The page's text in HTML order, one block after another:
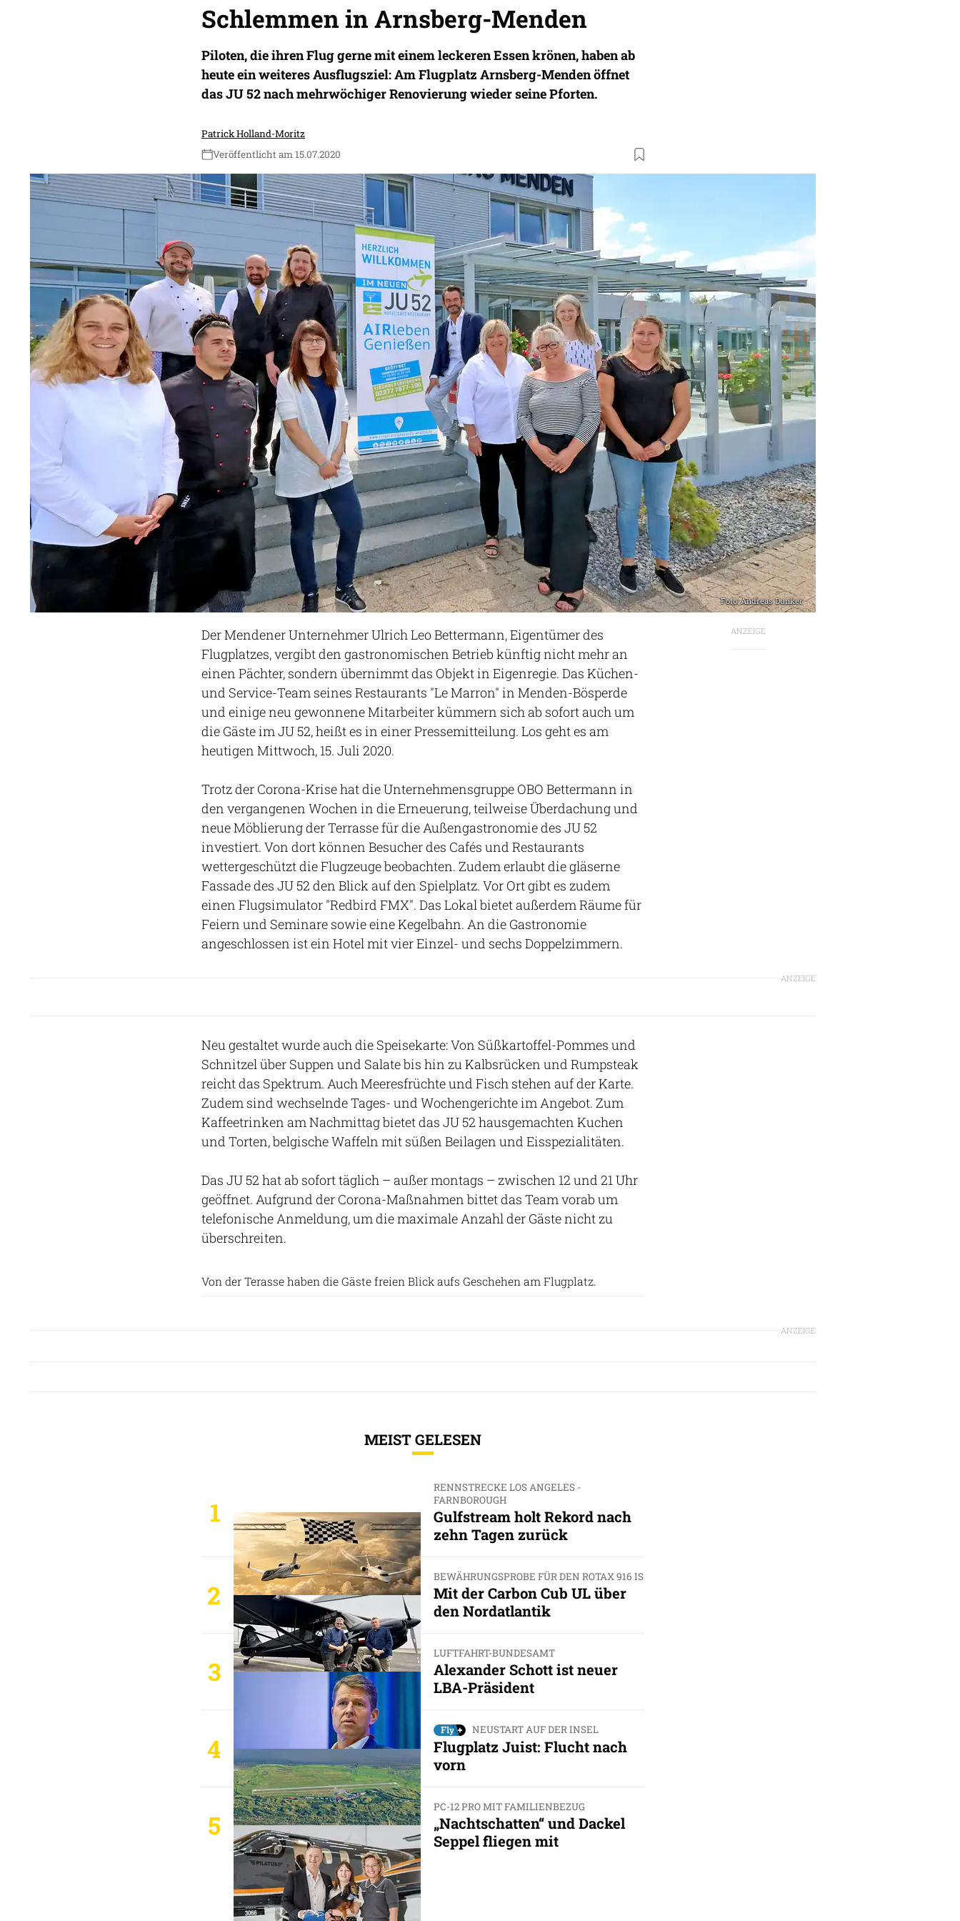
Schlemmen in Arnsberg-Menden
Piloten, die ihren Flug gerne mit einem leckeren Essen krönen, haben ab
heute ein weiteres Ausflugsziel: Am Flugplatz Arnsberg-Menden öffnet
das JU 52 nach mehrwöchiger Renovierung wieder seine Pforten.
Patrick Holland-Moritz
Veröffentlicht am 15.07.2020
Foto: Andreas Dunker
ANZEIGE
Der Mendener Unternehmer Ulrich Leo Bettermann, Eigentümer des
Flugplatzes, vergibt den gastronomischen Betrieb künftig nicht mehr an
einen Pächter, sondern übernimmt das Objekt in Eigenregie. Das Küchen-
und Service-Team seines Restaurants "Le Marron" in Menden-Bösperde
und einige neu gewonnene Mitarbeiter kümmern sich ab sofort auch um
die Gäste im JU 52, heißt es in einer Pressemitteilung. Los geht es am
heutigen Mittwoch, 15. Juli 2020.
Trotz der Corona-Krise hat die Unternehmensgruppe OBO Bettermann in
den vergangenen Wochen in die Erneuerung, teilweise Überdachung und
neue Möblierung der Terrasse für die Außengastronomie des JU 52
investiert. Von dort können Besucher des Cafés und Restaurants
wettergeschützt die Flugzeuge beobachten. Zudem erlaubt die gläserne
Fassade des JU 52 den Blick auf den Spielplatz. Vor Ort gibt es zudem
einen Flugsimulator "Redbird FMX". Das Lokal bietet außerdem Räume für
Feiern und Seminare sowie eine Kegelbahn. An die Gastronomie
angeschlossen ist ein Hotel mit vier Einzel- und sechs Doppelzimmern.
ANZEIGE
Neu gestaltet wurde auch die Speisekarte: Von Süßkartoffel-Pommes und
Schnitzel über Suppen und Salate bis hin zu Kalbsrücken und Rumpsteak
reicht das Spektrum. Auch Meeresfrüchte und Fisch stehen auf der Karte.
Zudem sind wechselnde Tages- und Wochengerichte im Angebot. Zum
Kaffeetrinken am Nachmittag bietet das JU 52 hausgemachten Kuchen
und Torten, belgische Waffeln mit süßen Beilagen und Eisspezialitäten.
Das JU 52 hat ab sofort täglich – außer montags – zwischen 12 und 21 Uhr
geöffnet. Aufgrund der Corona-Maßnahmen bittet das Team vorab um
telefonische Anmeldung, um die maximale Anzahl der Gäste nicht zu
überschreiten.
Von der Terasse haben die Gäste freien Blick aufs Geschehen am Flugplatz.
ANZEIGE
MEIST GELESEN
1
RENNSTRECKE LOS ANGELES -
FARNBOROUGH
Gulfstream holt Rekord nach
zehn Tagen zurück
2
BEWÄHRUNGSPROBE FÜR DEN ROTAX 916 IS
Mit der Carbon Cub UL über
den Nordatlantik
3
LUFTFAHRT-BUNDESAMT
Alexander Schott ist neuer
LBA-Präsident
4
NEUSTART AUF DER INSEL
Flugplatz Juist: Flucht nach
vorn
5
PC-12 PRO MIT FAMILIENBEZUG
„Nachtschatten“ und Dackel
Seppel fliegen mit